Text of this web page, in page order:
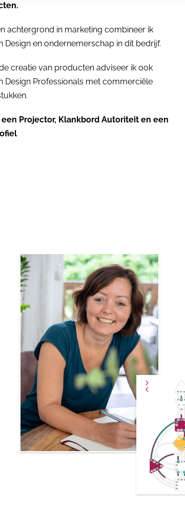
achtergrond in marketing combineer ik
Design en ondernemerschap in dit bedrijf.
creatie van producten adviseer ik ook
Design Professionals met commerciële
een Projector, Klankbord Autoriteit en een